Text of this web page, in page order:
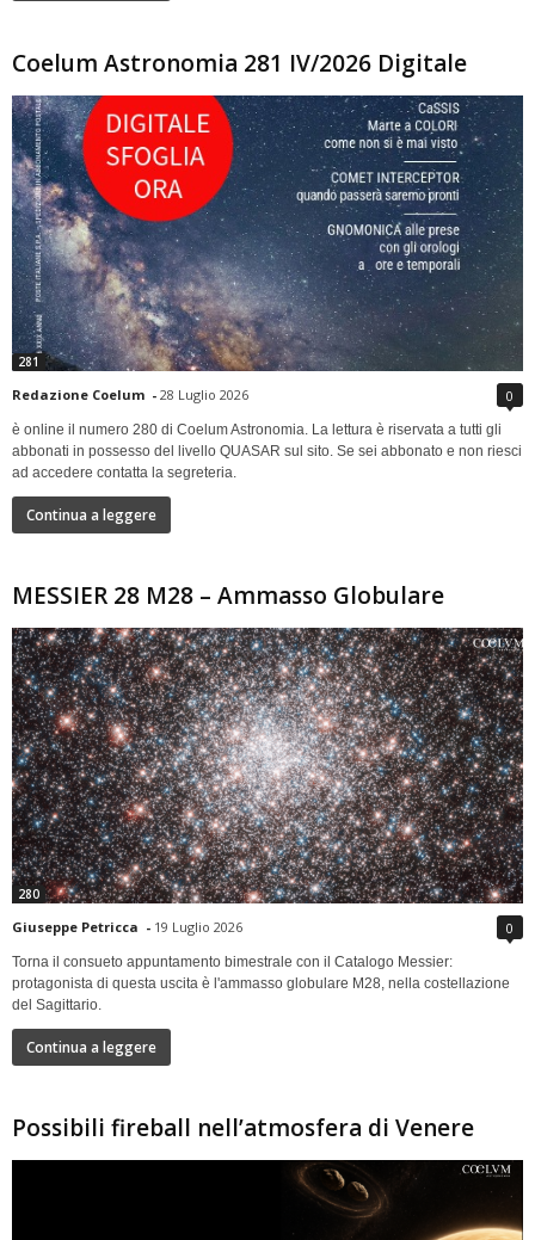
Coelum Astronomia 281 IV/2026 Digitale
281
Redazione Coelum - 28 Luglio 2026 0
è online il numero 280 di Coelum Astronomia. La lettura è riservata a tutti gli
abbonati in possesso del livello QUASAR sul sito. Se sei abbonato e non riesci
ad accedere contatta la segreteria.
Continua a leggere
MESSIER 28 M28 – Ammasso Globulare
280
Giuseppe Petricca - 19 Luglio 2026 0
Torna il consueto appuntamento bimestrale con il Catalogo Messier:
protagonista di questa uscita è l'ammasso globulare M28, nella costellazione
del Sagittario.
Continua a leggere
Possibili fireball nell’atmosfera di Venere